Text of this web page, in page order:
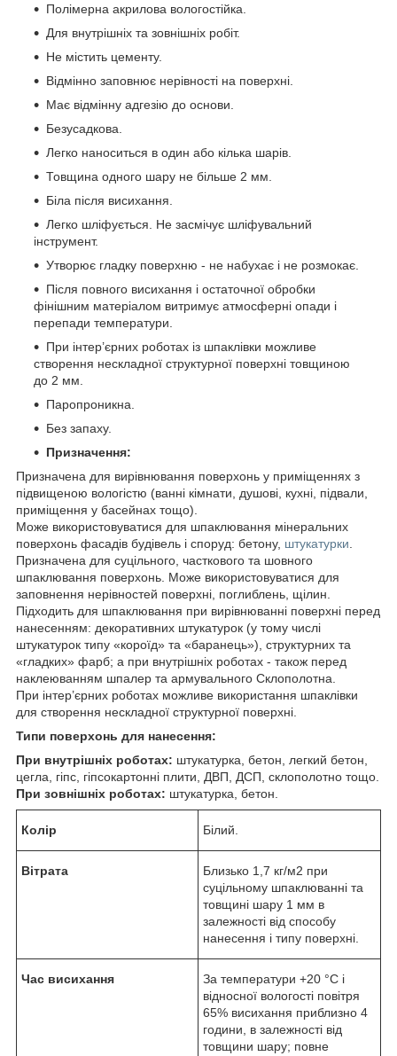
Полімерна акрилова вологостійка.
Для внутрішніх та зовнішніх робіт.
Не містить цементу.
Відмінно заповнює нерівності на поверхні.
Має відмінну адгезію до основи.
Безусадкова.
Легко наноситься в один або кілька шарів.
Товщина одного шару не більше 2 мм.
Біла після висихання.
Легко шліфується. Не засмічує шліфувальний
інструмент.
Утворює гладку поверхню - не набухає і не розмокає.
Після повного висихання і остаточної обробки
фінішним матеріалом витримує атмосферні опади і
перепади температури.
При інтер’єрних роботах із шпаклівки можливе
створення нескладної структурної поверхні товщиною
до 2 мм.
Паропроникна.
Без запаху.
Призначення:
Призначена для вирівнювання поверхонь у приміщеннях з
підвищеною вологістю (ванні кімнати, душові, кухні, підвали,
приміщення у басейнах тощо).
Може використовуватися для шпаклювання мінеральних
поверхонь фасадів будівель і споруд: бетону, штукатурки
Призначена для суцільного, часткового та шовного
шпаклювання поверхонь. Може використовуватися для
заповнення нерівностей поверхні, поглиблень, щілин.
Підходить для шпаклювання при вирівнюванні поверхні перед
нанесенням: декоративних штукатурок (у тому числі
штукатурок типу «короїд» та «баранець»), структурних та
«гладких» фарб; а при внутрішніх роботах - також перед
наклеюванням шпалер та армувального Склополотна.
При інтер’єрних роботах можливе використання шпаклівки
для створення нескладної структурної поверхні.
Типи поверхонь для нанесення:
При внутрішніх роботах: штукатурка, бетон, легкий бетон,
цегла, гіпс, гіпсокартонні плити, ДВП, ДСП, склополотно тощо.
При зовнішніх роботах: штукатурка, бетон.
Колір Білий.
Вітрата
Близько 1,7 кг/м2 при
суцільному шпаклюванні та
товщині шару 1 мм в
залежності від способу
нанесення і типу поверхні.
Час висихання
За температури +20 °C і
відносної вологості повітря
65% висихання приблизно 4
години, в залежності від
товщини шару; повне